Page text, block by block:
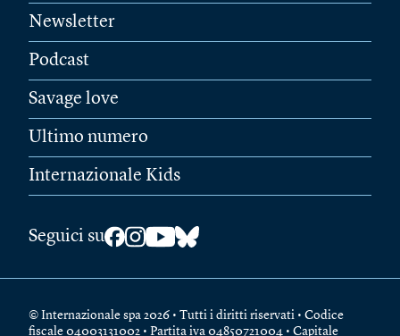
Newsletter
Podcast
Savage love
Ultimo numero
Internazionale Kids
Seguici su
© Internazionale spa 2026 • Tutti i diritti riservati • Codice
fiscale 04003131002 • Partita iva 04850721004 • Capitale